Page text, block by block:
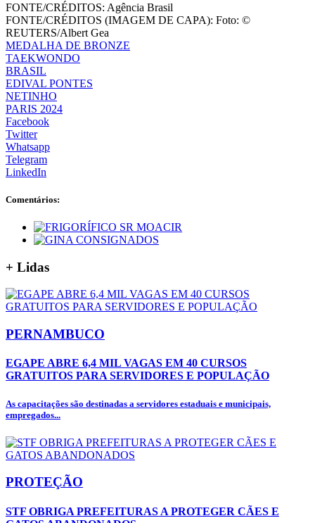
FONTE/CRÉDITOS: Agência Brasil
FONTE/CRÉDITOS (IMAGEM DE CAPA): Foto: ©
REUTERS/Albert Gea
MEDALHA DE BRONZE
TAEKWONDO
BRASIL
EDIVAL PONTES
NETINHO
PARIS 2024
Facebook
Twitter
Whatsapp
Telegram
LinkedIn
Comentários:
+ Lidas
PERNAMBUCO
EGAPE ABRE 6,4 MIL VAGAS EM 40 CURSOS
GRATUITOS PARA SERVIDORES E POPULAÇÃO
As capacitações são destinadas a servidores estaduais e municipais,
empregados...
PROTEÇÃO
STF OBRIGA PREFEITURAS A PROTEGER CÃES E